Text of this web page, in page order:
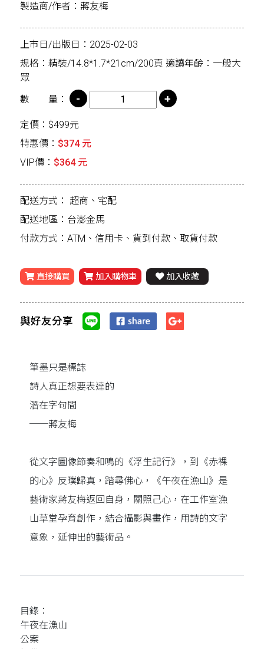
製造商/作者：蔣友梅
上市日/出版日：2025-02-03
規格：精裝/14.8*1.7*21cm/200頁 適讀年齡：一般大
眾
數 量：
定價：$499元
特惠價： $374 元
VIP價： $364 元
配送方式： 超商、宅配
配送地區：台澎金馬
付款方式：ATM、信用卡、貨到付款、取貨付款
直接購買 加入購物車 加入收藏
與好友分享
筆墨只是標誌
詩人真正想要表達的
潛在字句間
──蔣友梅
從文字圖像節奏和鳴的《浮生記行》，到《赤裸
的心》反璞歸真，踏尋佛心，《午夜在漁山》是
藝術家蔣友梅返回自身，關照己心，在工作室漁
山草堂孕育創作，結合攝影與畫作，用詩的文字
意象，延伸出的藝術品。
目錄：
午夜在漁山
公案